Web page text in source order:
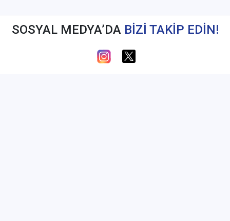
SOSYAL MEDYA’DA BİZİ TAKİP EDİN!